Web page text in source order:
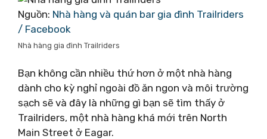
Nguồn: Nhà hàng và quán bar gia đình Trailriders
/ Facebook
Nhà hàng gia đình Trailriders
Bạn không cần nhiều thứ hơn ở một nhà hàng
dành cho kỳ nghỉ ngoài đồ ăn ngon và môi trường
sạch sẽ và đây là những gì bạn sẽ tìm thấy ở
Trailriders, một nhà hàng khá mới trên North
Main Street ở Eagar.